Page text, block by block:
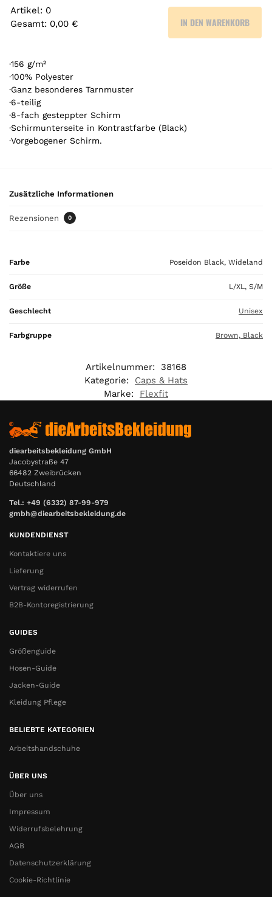
Artikel: 0
Gesamt: 0,00 €
r
t
i
k
e
l
.
r
o
l
s
0
IN DEN WARENKORB
·156 g/m²
·100% Polyester
·Ganz besonderes Tarnmuster
·6-teilig
·8-fach gesteppter Schirm
·Schirmunterseite in Kontrastfarbe (Black)
·Vorgebogener Schirm.
Zusätzliche Informationen
Rezensionen 0
Farbe Poseidon Black, Wideland
Größe L/XL, S/M
Geschlecht Unisex
Farbgruppe Brown, Black
Artikelnummer:
38168
Kategorie:
Caps & Hats
Marke:
Flexfit
diearbeitsbekleidung GmbH
Jacobystraße 47
66482 Zweibrücken
Deutschland
Tel.: +49 (6332) 87-99-979
gmbh@diearbeitsbekleidung.de
KUNDENDIENST
Kontaktiere uns
Lieferung
Vertrag widerrufen
B2B-Kontoregistrierung
GUIDES
Größenguide
Hosen-Guide
Jacken-Guide
Kleidung Pflege
BELIEBTE KATEGORIEN
Arbeitshandschuhe
ÜBER UNS
Über uns
Impressum
Widerrufsbelehrung
AGB
Datenschutzerklärung
Cookie-Richtlinie